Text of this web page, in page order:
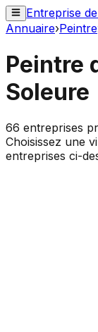
Entreprise
Annuaire›Peintre
Peintre
Soleure
66 entreprises
Choisissez une
entreprises ci-